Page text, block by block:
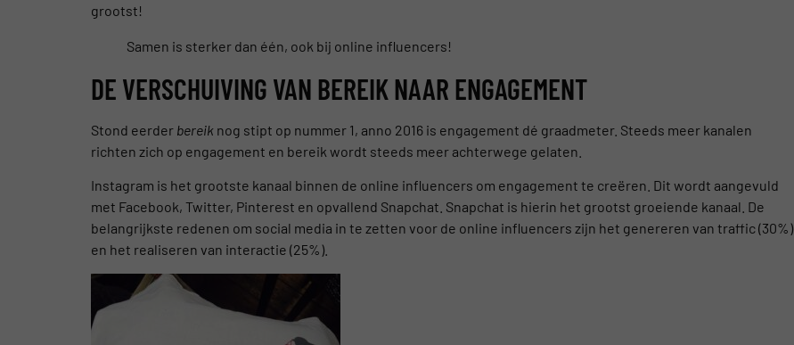
grootst!
Samen is sterker dan één, ook bij online influencers!
DE VERSCHUIVING VAN BEREIK NAAR ENGAGEMENT
Stond eerder bereik nog stipt op nummer 1, anno 2016 is engagement dé graadmeter. Steeds meer kanalen
richten zich op engagement en bereik wordt steeds meer achterwege gelaten.
Instagram is het grootste kanaal binnen de online influencers om engagement te creëren. Dit wordt aangevuld
met Facebook, Twitter, Pinterest en opvallend Snapchat. Snapchat is hierin het grootst groeiende kanaal. De
belangrijkste redenen om social media in te zetten voor de online influencers zijn het genereren van traffic (30%)
en het realiseren van interactie (25%).